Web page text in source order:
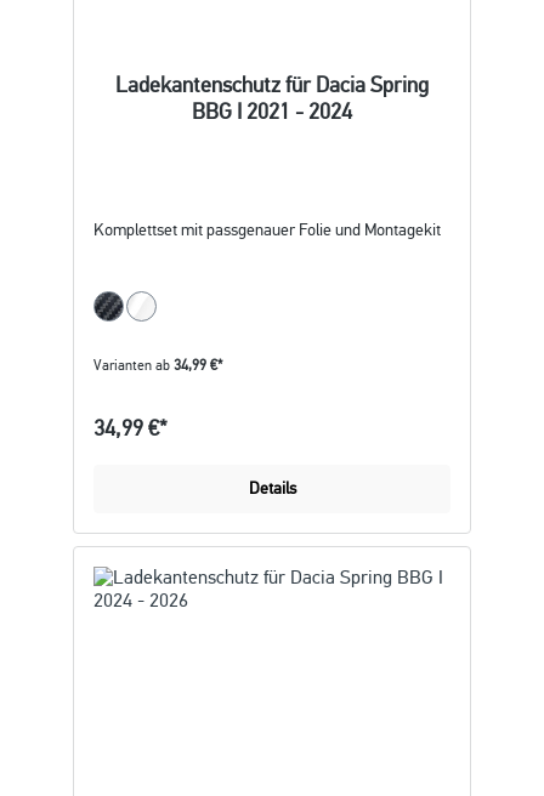
Ladekantenschutz für Dacia Spring
BBG I 2021 - 2024
Komplettset mit passgenauer Folie und Montagekit
Varianten ab 34,99 €*
34,99 €*
Details